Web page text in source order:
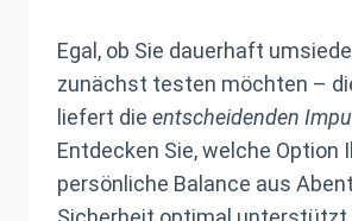
Egal, ob Sie dauerhaft
zunächst testen möchten –
liefert die entscheidenden
Entdecken Sie, welche Option
persönliche Balance aus